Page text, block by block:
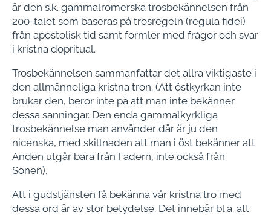
är den s.k. gammalromerska trosbekännelsen från
200-talet som baseras på trosregeln (regula fidei)
från apostolisk tid samt formler med frågor och svar
i kristna dopritual.
Trosbekännelsen sammanfattar det allra viktigaste i
den allmänneliga kristna tron. (Att östkyrkan inte
brukar den, beror inte på att man inte bekänner
dessa sanningar. Den enda gammalkyrkliga
trosbekännelse man använder där är ju den
nicenska, med skillnaden att man i öst bekänner att
Anden utgår bara från Fadern, inte också från
Sonen).
Att i gudstjänsten få bekänna vår kristna tro med
dessa ord är av stor betydelse. Det innebär bl.a. att